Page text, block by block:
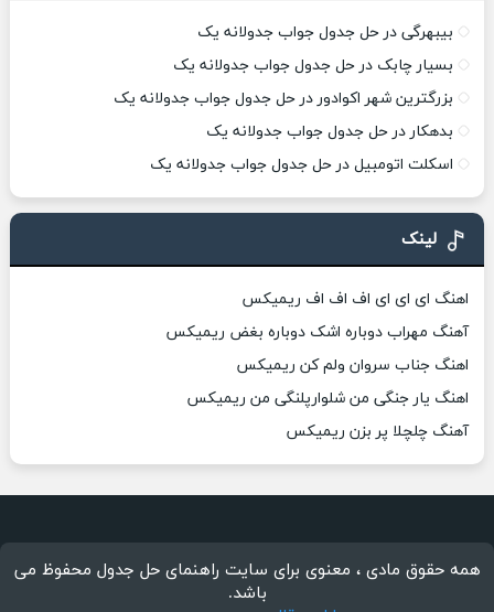
بیبهرگی در حل جدول جواب جدولانه یک
بسیار چابک در حل جدول جواب جدولانه یک
بزرگترین شهر اکوادور در حل جدول جواب جدولانه یک
بدهکار در حل جدول جواب جدولانه یک
اسکلت اتومبیل در حل جدول جواب جدولانه یک
لینک
اهنگ ای ای ای اف اف اف ریمیکس
آهنگ مهراب دوباره اشک دوباره بغض ریمیکس
اهنگ جناب سروان ولم کن ریمیکس
اهنگ یار جنگی من شلوارپلنگی من ریمیکس
آهنگ چلچلا پر بزن ریمیکس
همه حقوق مادی ، معنوی برای سایت راهنمای حل جدول محفوظ می
باشد.